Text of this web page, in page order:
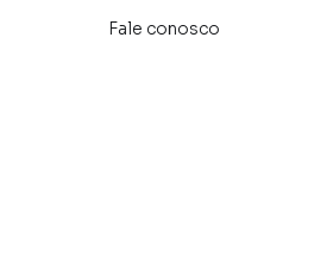
Fale conosco